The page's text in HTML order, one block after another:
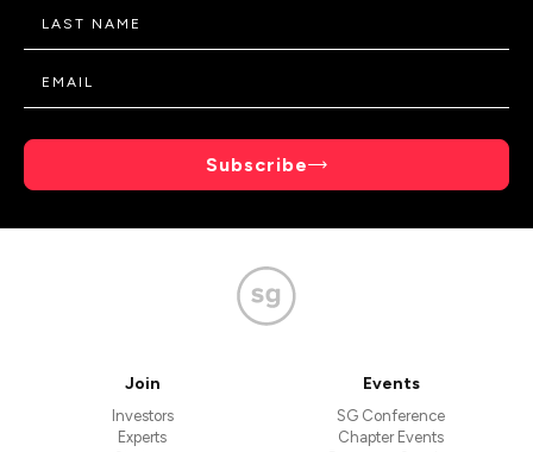
Subscribe
Join
Investors
Experts
Events
SG Conference
Chapter Events